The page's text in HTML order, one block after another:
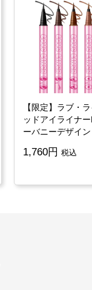
【限定】ラブ・
ッドアイライナ
ーバニーデザイン
1,760 税込